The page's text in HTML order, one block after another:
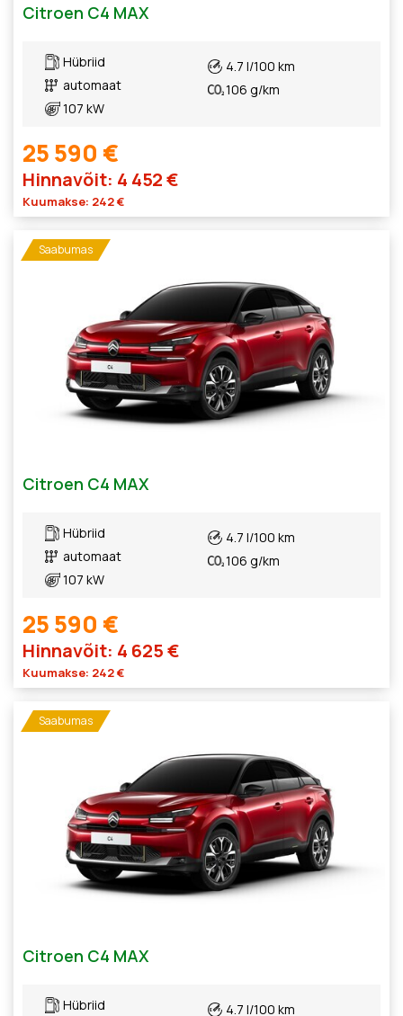
Citroen C4 MAX
Hübriid
automaat
107 kW
4.7 l/100 km
106 g/km
25 590 €
Hinnavõit: 4 452 €
Kuumakse: 242 €
Saabumas
Citroen C4 MAX
Hübriid
automaat
107 kW
4.7 l/100 km
106 g/km
25 590 €
Hinnavõit: 4 625 €
Kuumakse: 242 €
Saabumas
Citroen C4 MAX
Hübriid 4.7 l/100 km